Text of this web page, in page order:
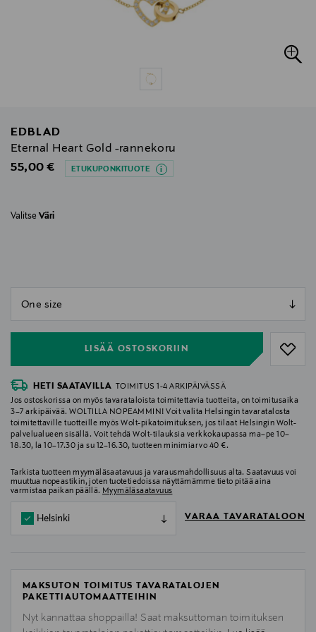
EDBLAD
Eternal Heart Gold -rannekoru
Original Price
55,00 € ETUKUPONKITUOTE
Valitse Väri
LISÄÄ OSTOSKORIIN
HETI SAATAVILLA
TOIMITUS 1-4 ARKIPÄIVÄSSÄ
Jos ostoskorissa on myös tavarataloista toimitettavia tuotteita, on toimitusaika
3–7 arkipäivää. WOLTILLA NOPEAMMIN! Voit valita Helsingin tavaratalosta
toimitettaville tuotteille myös Wolt-pikatoimituksen, jos tilaat Helsingin Wolt-
palvelualueen sisällä. Voit tehdä Wolt-tilauksia verkkokaupassa ma–pe 10–
18.30, la 10–17.30 ja su 12–16.30, tuotteen minimiarvo 40 €.
Tarkista tuotteen myymäläsaatavuus ja varausmahdollisuus alta. Saatavuus voi
muuttua nopeastikin, joten tuotetiedoissa näyttämämme tieto pitää aina
varmistaa paikan päällä. Myymäläsaatavuus
Helsinki VARAA TAVARATALOON
MAKSUTON TOIMITUS TAVARATALOJEN
PAKETTIAUTOMAATTEIHIN
Nyt kannattaa shoppailla! Saat maksuttoman toimituksen